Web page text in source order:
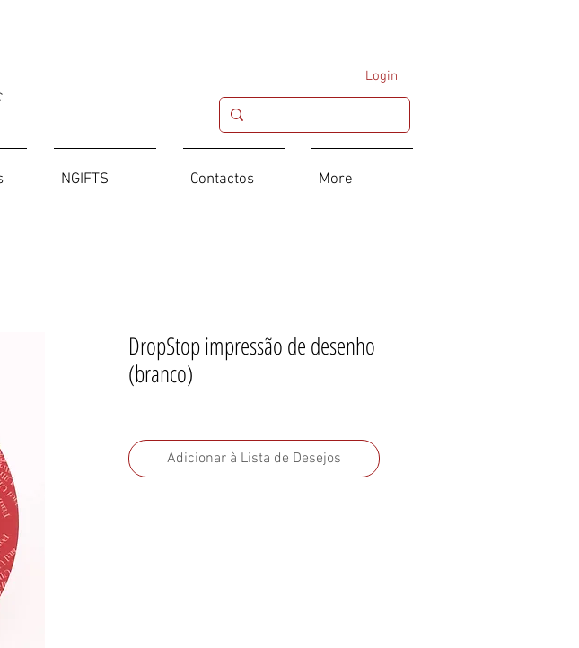
Login
NGIFTS Contactos More
DropStop impressão de desenho
(branco)
Adicionar à Lista de Desejos